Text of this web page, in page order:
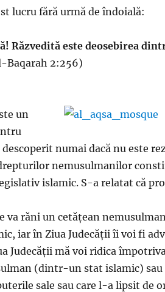
lucru fără urmă de îndoială:
Răzvedită este deosebirea
Baqarah 2:256)
un
numai dacă nu este
nemusulmanilor
islamic. S-a relatat că
va răni un cetățean
iar în Ziua Judecății îi voi fi
Judecății mă voi ridica
(dintr-un stat islamic) sau
sale sau care l-a lipsit de